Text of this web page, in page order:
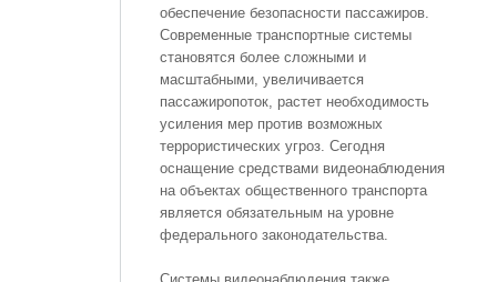
обеспечение безопасности пассажиров.
Современные транспортные системы
становятся более сложными и
масштабными, увеличивается
пассажиропоток, растет необходимость
усиления мер против возможных
террористических угроз. Сегодня
оснащение средствами видеонаблюдения
на объектах общественного транспорта
является обязательным на уровне
федерального законодательства.